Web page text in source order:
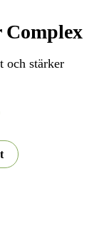
och stärker